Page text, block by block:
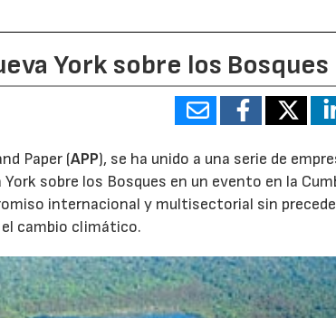
York sobre los Bosques
Paper (APP), se ha unido a una serie de
sobre los Bosques en un evento en la
internacional y multisectorial sin
cambio climático.